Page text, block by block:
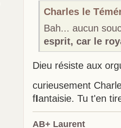
Charles le
Bah... aucun
esprit, car le
Dieu résiste aux
curieusement
fIantaisie. Tu t'en
AB+ Laurent